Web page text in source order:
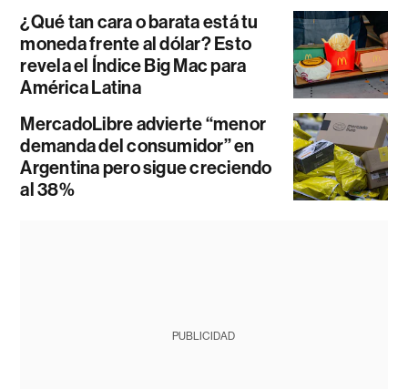
¿Qué tan cara o barata está tu
moneda frente al dólar? Esto
revela el Índice Big Mac para
América Latina
MercadoLibre advierte “menor
demanda del consumidor” en
Argentina pero sigue creciendo
al 38%
PUBLICIDAD